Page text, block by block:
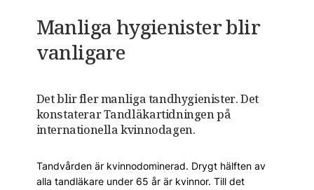
Manliga hygienister blir
vanligare
Det blir fler manliga tandhygienister. Det
konstaterar Tandläkartidningen på
internationella kvinnodagen.
Tandvården är kvinnodominerad. Drygt hälften av
alla tandläkare under 65 år är kvinnor. Till det